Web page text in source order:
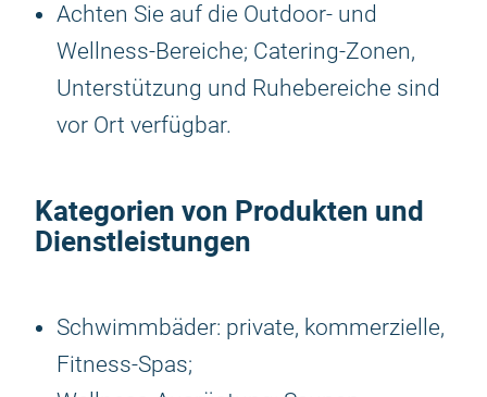
Achten Sie auf die Outdoor- und
Wellness-Bereiche; Catering-Zonen,
Unterstützung und Ruhebereiche sind
vor Ort verfügbar.
Kategorien von Produkten und
Dienstleistungen
Schwimmbäder: private, kommerzielle,
Fitness-Spas;